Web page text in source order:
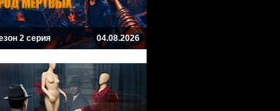
2 серия 04.08.2026